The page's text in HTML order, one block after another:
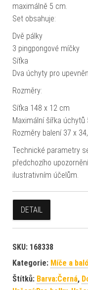
maximálně 5 cm.
Set obsahuje:
Dvě pálky
3 pingpongové míčky
Síťka
Dva úchyty pro
Rozměry:
Síťka 148 x 12 cm
Maximální šířka úchytů
Rozměry balení 37 x
Technické parametry
předchozího
ilustrativním účelům.
DETAIL
SKU: 168338
Kategorie: Míče a
Štítků: Barva:Černá,